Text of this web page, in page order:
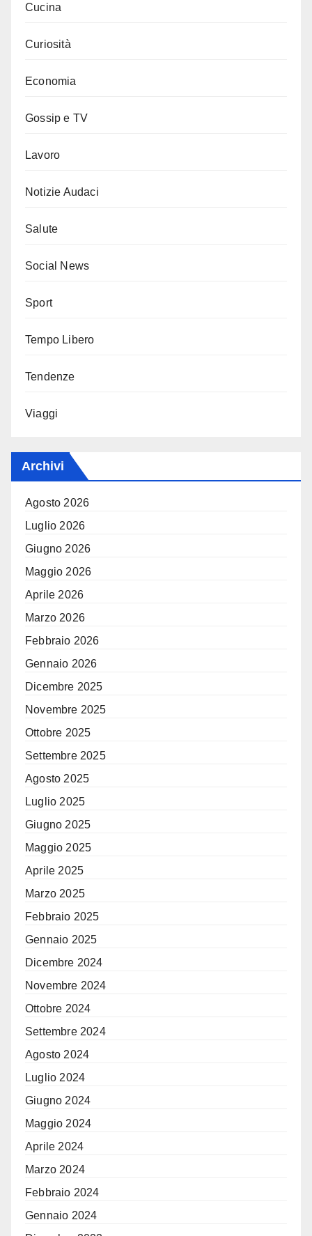
Cucina
Curiosità
Economia
Gossip e TV
Lavoro
Notizie Audaci
Salute
Social News
Sport
Tempo Libero
Tendenze
Viaggi
Archivi
Agosto 2026
Luglio 2026
Giugno 2026
Maggio 2026
Aprile 2026
Marzo 2026
Febbraio 2026
Gennaio 2026
Dicembre 2025
Novembre 2025
Ottobre 2025
Settembre 2025
Agosto 2025
Luglio 2025
Giugno 2025
Maggio 2025
Aprile 2025
Marzo 2025
Febbraio 2025
Gennaio 2025
Dicembre 2024
Novembre 2024
Ottobre 2024
Settembre 2024
Agosto 2024
Luglio 2024
Giugno 2024
Maggio 2024
Aprile 2024
Marzo 2024
Febbraio 2024
Gennaio 2024